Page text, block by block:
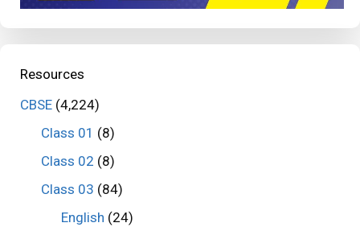
Resources
CBSE (4,224)
Class 01 (8)
Class 02 (8)
Class 03 (84)
English (24)